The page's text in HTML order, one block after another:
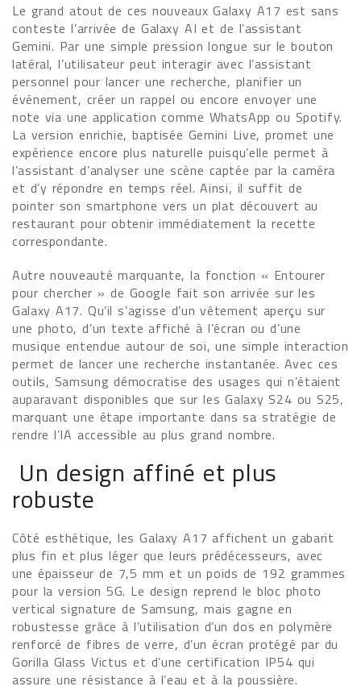
Le grand atout de ces nouveaux Galaxy A17 est sans
conteste l’arrivée de Galaxy AI et de l’assistant
Gemini. Par une simple pression longue sur le bouton
latéral, l’utilisateur peut interagir avec l’assistant
personnel pour lancer une recherche, planifier un
événement, créer un rappel ou encore envoyer une
note via une application comme WhatsApp ou Spotify.
La version enrichie, baptisée Gemini Live, promet une
expérience encore plus naturelle puisqu’elle permet à
l’assistant d’analyser une scène captée par la caméra
et d’y répondre en temps réel. Ainsi, il suffit de
pointer son smartphone vers un plat découvert au
restaurant pour obtenir immédiatement la recette
correspondante.
Autre nouveauté marquante, la fonction « Entourer
pour chercher » de Google fait son arrivée sur les
Galaxy A17. Qu’il s’agisse d’un vêtement aperçu sur
une photo, d’un texte affiché à l’écran ou d’une
musique entendue autour de soi, une simple interaction
permet de lancer une recherche instantanée. Avec ces
outils, Samsung démocratise des usages qui n’étaient
auparavant disponibles que sur les Galaxy S24 ou S25,
marquant une étape importante dans sa stratégie de
rendre l’IA accessible au plus grand nombre.
Un design affiné et plus
robuste
Côté esthétique, les Galaxy A17 affichent un gabarit
plus fin et plus léger que leurs prédécesseurs, avec
une épaisseur de 7,5 mm et un poids de 192 grammes
pour la version 5G. Le design reprend le bloc photo
vertical signature de Samsung, mais gagne en
robustesse grâce à l’utilisation d’un dos en polymère
renforcé de fibres de verre, d’un écran protégé par du
Gorilla Glass Victus et d’une certification IP54 qui
assure une résistance à l’eau et à la poussière.